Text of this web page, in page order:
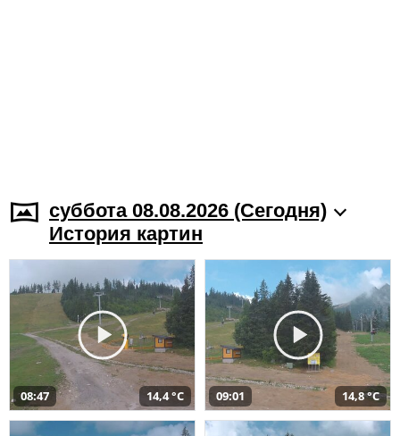
суббота 08.08.2026 (Cегодня)
История картин
08:47 14,4 °C 09:01 14,8 °C